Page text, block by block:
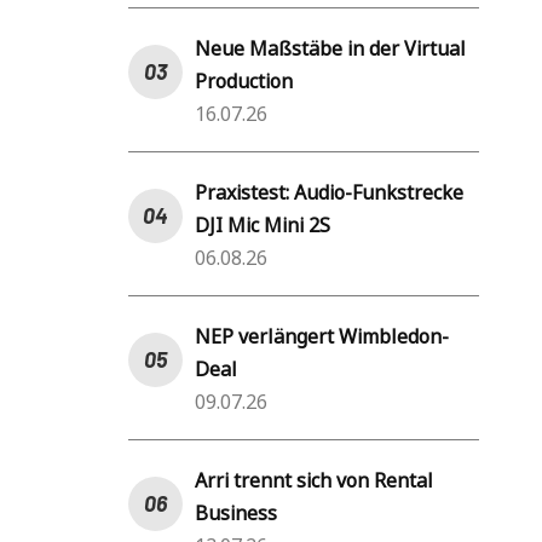
Neue Maßstäbe in der Virtual
Production
16.07.26
Praxistest: Audio-Funkstrecke
DJI Mic Mini 2S
06.08.26
NEP verlängert Wimbledon-
Deal
09.07.26
Arri trennt sich von Rental
Business